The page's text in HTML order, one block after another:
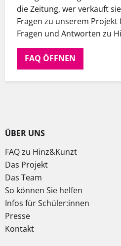
die Zeitung, wer verkauft
Fragen zu unserem Projekt
Fragen und Antworten zu
FAQ ÖFFNEN
ÜBER UNS
FAQ zu Hinz&Kunzt
Das Projekt
Das Team
So können Sie helfen
Infos für Schüler:innen
Presse
Kontakt